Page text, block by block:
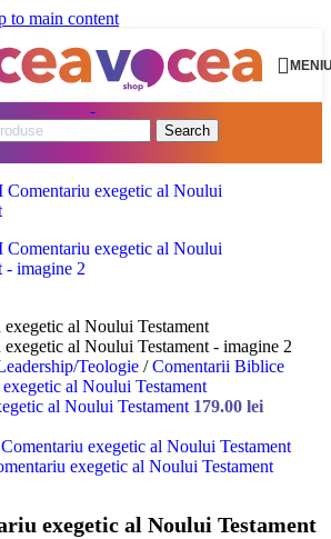
to main content
Search
Teologie / Comentarii Biblice
al Noului Testament 179.00 lei
exegetic al Noului Testament
exegetic al Noului Testament